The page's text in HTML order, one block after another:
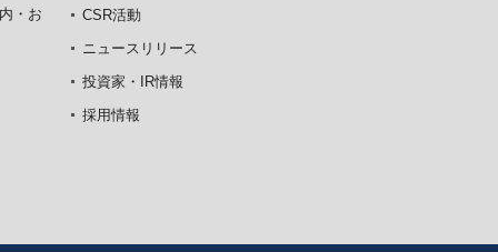
・お
CSR活動
ニュースリリース
投資家・IR情報
採用情報